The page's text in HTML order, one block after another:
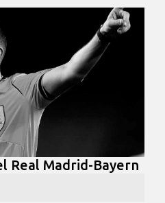
Real Madrid-Bayern